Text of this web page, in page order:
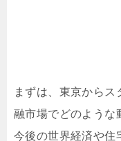
まずは、東京からス
融市場でどのような
今後の世界経済や住